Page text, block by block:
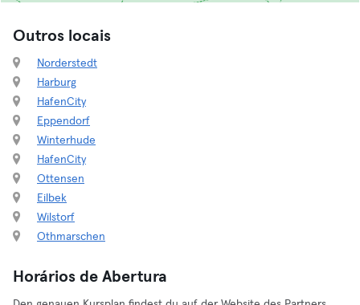
Outros locais
Norderstedt
Harburg
HafenCity
Eppendorf
Winterhude
HafenCity
Ottensen
Eilbek
Wilstorf
Othmarschen
Horários de Abertura